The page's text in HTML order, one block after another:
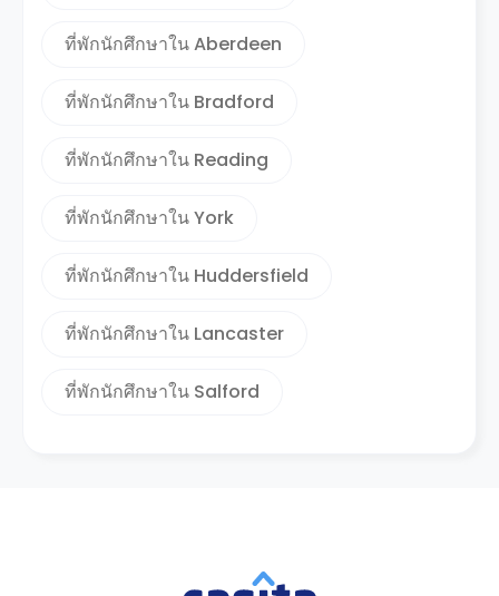
ที่พักนักศึกษาใน Aberdeen
ที่พักนักศึกษาใน Bradford
ที่พักนักศึกษาใน Reading
ที่พักนักศึกษาใน York
ที่พักนักศึกษาใน Huddersfield
ที่พักนักศึกษาใน Lancaster
ที่พักนักศึกษาใน Salford